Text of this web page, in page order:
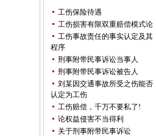
工伤保险待遇
工伤损害有限双重赔偿模式论
工伤事故责任的事实认定及其
程序
刑事附带民事诉讼当事人
刑事附带民事诉讼被告人
刘某因交通事故所受之伤能否
认定为工伤
工伤赔偿，千万不要私了!
论权益侵害不当得利
关于刑事附带民事诉讼